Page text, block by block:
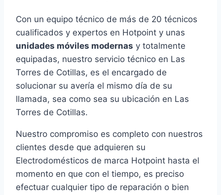
Con un equipo técnico de más de 20 técnicos
cualificados y expertos en Hotpoint y unas
unidades móviles modernas y totalmente
equipadas, nuestro servicio técnico en Las
Torres de Cotillas, es el encargado de
solucionar su avería el mismo día de su
llamada, sea como sea su ubicación en Las
Torres de Cotillas.
Nuestro compromiso es completo con nuestros
clientes desde que adquieren su
Electrodomésticos de marca Hotpoint hasta el
momento en que con el tiempo, es preciso
efectuar cualquier tipo de reparación o bien